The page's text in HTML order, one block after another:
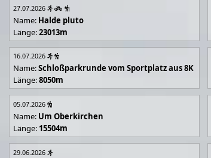
27.07.2026
Name: Halde pluto
Länge:23013m
16.07.2026
Name:Schloßparkrunde vom Sportplatz aus 8K
Länge:8050m
05.07.2026
Name: Um Oberkirchen
Länge: 15504m
29.06.2026